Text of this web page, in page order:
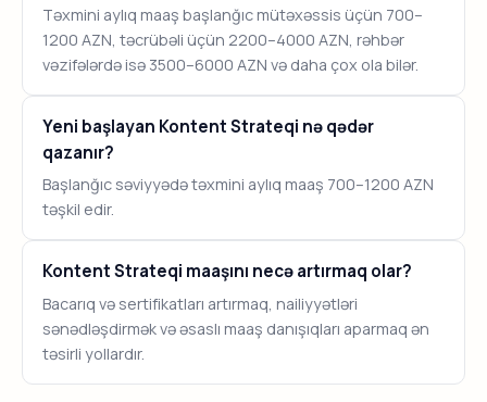
Təxmini aylıq maaş başlanğıc mütəxəssis üçün 700–
1200 AZN, təcrübəli üçün 2200–4000 AZN, rəhbər
vəzifələrdə isə 3500–6000 AZN və daha çox ola bilər.
Yeni başlayan Kontent Strateqi nə qədər
qazanır?
Başlanğıc səviyyədə təxmini aylıq maaş 700–1200 AZN
təşkil edir.
Kontent Strateqi maaşını necə artırmaq olar?
Bacarıq və sertifikatları artırmaq, nailiyyətləri
sənədləşdirmək və əsaslı maaş danışıqları aparmaq ən
təsirli yollardır.